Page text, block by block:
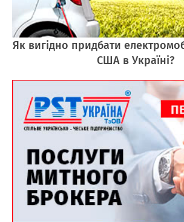
Як вигідно придбати
США в Україні?